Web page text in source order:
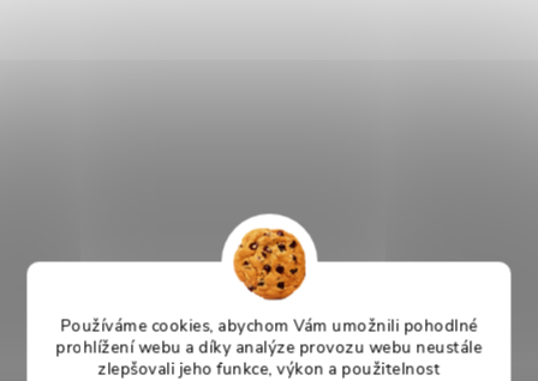
Používáme cookies, abychom Vám umožnili pohodlné
prohlížení webu a díky analýze provozu webu neustále
zlepšovali jeho funkce, výkon a použitelnost